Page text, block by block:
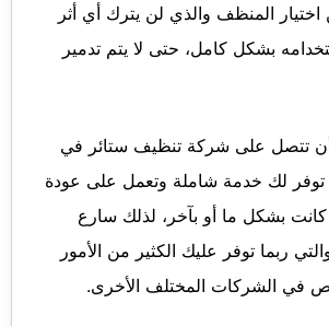
المنظف والذي لن يترك أي أثر
بشكل كامل، حتى لا يتم تدمير
أن تتصل على شركة تنظيف ستائر في
توفر لك خدمة شاملة وتعمل على عودة
كانت بشكل ما أو بآخر، لذلك سارع
ربما توفر عليك الكثير من الأمور
في الشركات المختلف الأخرى.